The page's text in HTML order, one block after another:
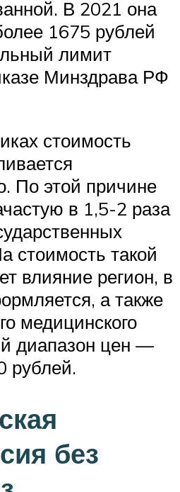
В 2021 она
1675 рублей
лимит
Минздрава РФ
стоимость
По этой причине
в 1,5-2 раза
стоимость такой
влияние регион, в
а также
медицинского
диапазон цен —
рублей.
без